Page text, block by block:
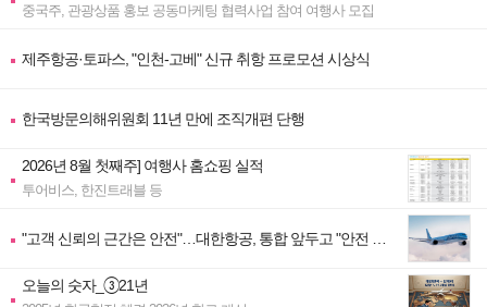
중국주, 관광상품 홍보 공동마케팅 협력사업 참여 여행사 모집
제주항공·토파스, "인천-고베" 신규 취항 프로모션 시상식
한국방문의해위원회 11년 만에 조직개편 단행
2026년 8월 첫째주] 여행사 홈쇼핑 실적
투어비스, 한진트래블 등
"고객 신뢰의 근간은 안전"…대한항공, 통합 앞두고 "안전 역
오늘의 숫자_③21년